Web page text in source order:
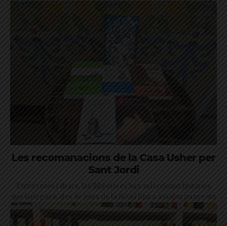
Les recomanacions de la Casa Usher per
Sant Jordi
Entre roses i dracs, les llibreteres han seleccionat històries
que bateguen, des de joies de la ficció fins a assajos punyents